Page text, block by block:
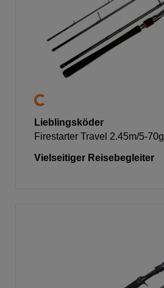
Lieblingsköder
Firestarter Travel 2.45m/5-70g
Vielseitiger Reisebegleiter